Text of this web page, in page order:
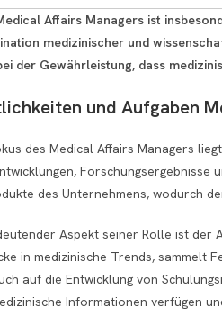
Affairs Managers ist
medizinischer und
der Gewährleistung, dass
und Aufgaben
des Medical Affairs Managers
des Unternehmens, wodurch
Aspekt seiner Rolle ist der
in medizinische Trends, sammelt
auf die Entwicklung von
Informationen verfügen